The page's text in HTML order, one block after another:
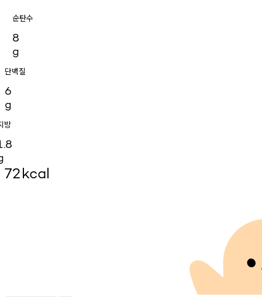
순탄수
8
g
단백질
6
g
방
72kcal